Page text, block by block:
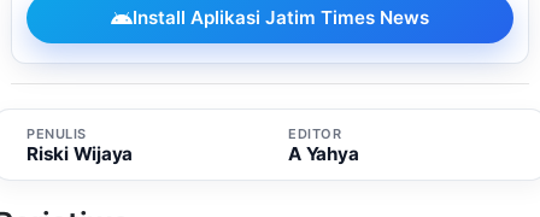
Install Aplikasi Jatim Times News
PENULIS
Riski Wijaya
EDITOR
A Yahya